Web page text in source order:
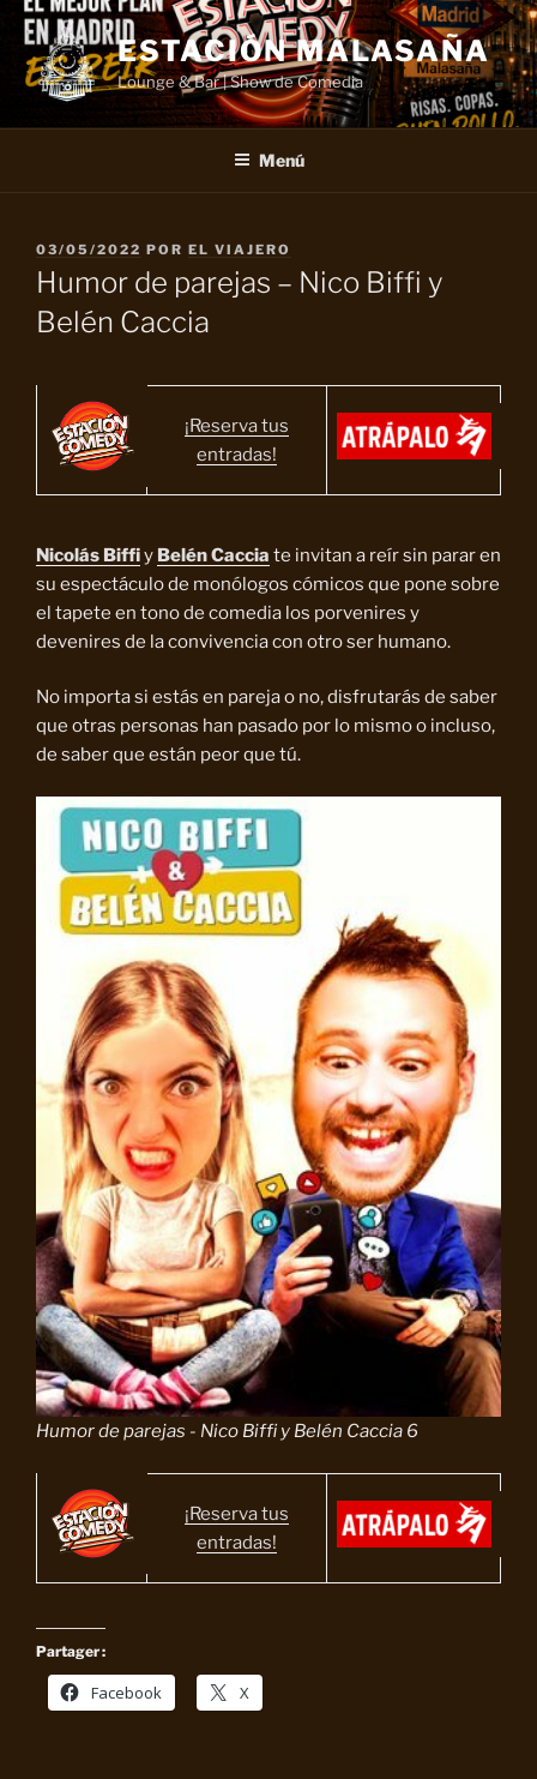
Saltar
contenido
ESTACIÓN MALASAÑA
Lounge & Bar | Show de Comedia
Menú
PUBLICADO
EL
03/05/2022 POR EL VIAJERO
Humor de parejas – Nico Biffi y
Belén Caccia
¡Reserva tus
entradas!
Nicolás Biffiy Belén Caccia te invitan a reír sin parar en
su espectáculo de monólogos cómicos que pone sobre
el tapete en tono de comedia los porvenires y
devenires de la convivencia con otro ser humano.
No importa si estás en pareja o no, disfrutarás de saber
que otras personas han pasado por lo mismo o incluso,
de saber que están peor que tú.
Humor de parejas - Nico Biffi y Belén Caccia 6
¡Reserva tus
entradas!
Partager :
Facebook X